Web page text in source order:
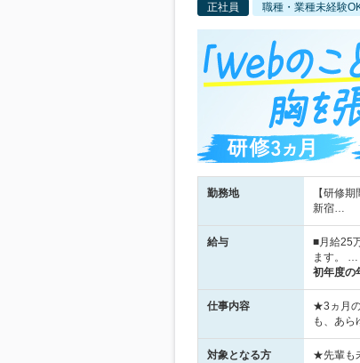
正社員 職種・業種未経験
勤務地
【研修
新宿…
給与
■月給25
ます。 …
初年度の
仕事内容
★3ヵ月
も、あら
対象となる方
★先輩も